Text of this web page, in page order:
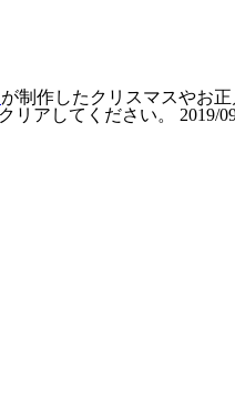
が制作したクリスマスやお
リアしてください。 2019/